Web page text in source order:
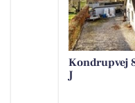
Kondrupvej
J